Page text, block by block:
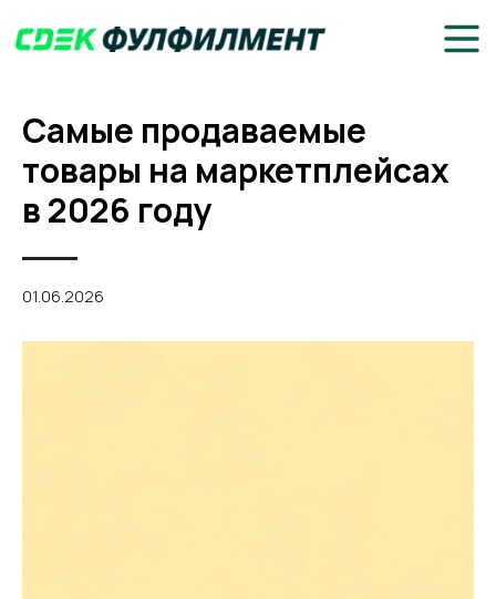
Самые продаваемые
товары на маркетплейсах
в 2026 году
01.06.2026